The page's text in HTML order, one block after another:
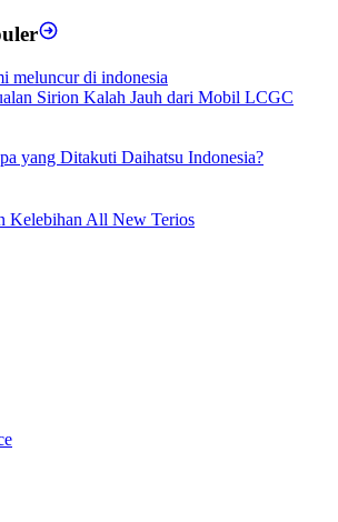
Sirion Kalah Jauh dari Mobil LCGC
yang Ditakuti Daihatsu Indonesia?
Kelebihan All New Terios